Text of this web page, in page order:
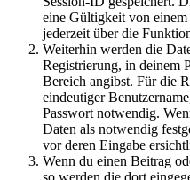
eine Gültigkeit von
jederzeit über die
Weiterhin werden die
Registrierung, in deinem
Bereich angibst. Für die
eindeutiger
Passwort notwendig.
Daten als notwendig
vor deren Eingabe
Wenn du einen Beitrag
so werden die dort